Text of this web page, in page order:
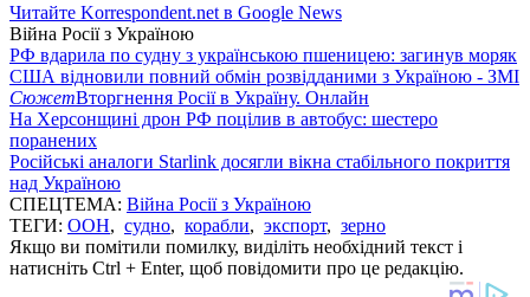
Читайте Korrespondent.net в Google News
Війна Росії з Україною
РФ вдарила по судну з українською пшеницею: загинув моряк
США відновили повний обмін розвідданими з Україною - ЗМІ
СюжетВторгнення Росії в Україну. Онлайн
На Херсонщині дрон РФ поцілив в автобус: шестеро
поранених
Російські аналоги Starlink досягли вікна стабільного покриття
над Україною
СПЕЦТЕМА: Війна Росії з Україною
ТЕГИ: ООН, судно, корабли, экспорт, зерно
Якщо ви помітили помилку, виділіть необхідний текст і
натисніть Ctrl + Enter, щоб повідомити про це редакцію.